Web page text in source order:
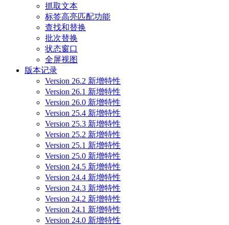
抓取文本
标签高亮匹配功能
查找和替换
批次替换
状态窗口
全屏视图
版本记录
Version 26.2 新增特性
Version 26.1 新增特性
Version 26.0 新增特性
Version 25.4 新增特性
Version 25.3 新增特性
Version 25.2 新增特性
Version 25.1 新增特性
Version 25.0 新增特性
Version 24.5 新增特性
Version 24.4 新增特性
Version 24.3 新增特性
Version 24.2 新增特性
Version 24.1 新增特性
Version 24.0 新增特性